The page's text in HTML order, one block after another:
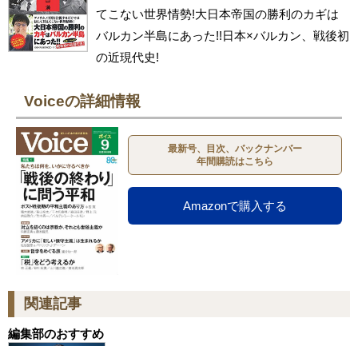
てこない世界情勢!大日本帝国の勝利のカギは
バルカン半島にあった!!日本×バルカン、戦後初
の近現代史!
Voiceの詳細情報
最新号、目次、バックナンバー
年間購読はこちら
Amazonで購入する
関連記事
編集部のおすすめ